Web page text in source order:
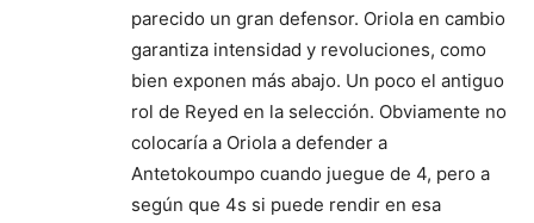
parecido un gran defensor. Oriola en cambio
garantiza intensidad y revoluciones, como
bien exponen más abajo. Un poco el antiguo
rol de Reyed en la selección. Obviamente no
colocaría a Oriola a defender a
Antetokoumpo cuando juegue de 4, pero a
según que 4s si puede rendir en esa